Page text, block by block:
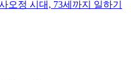
오정 시대, 73세까지 일하기